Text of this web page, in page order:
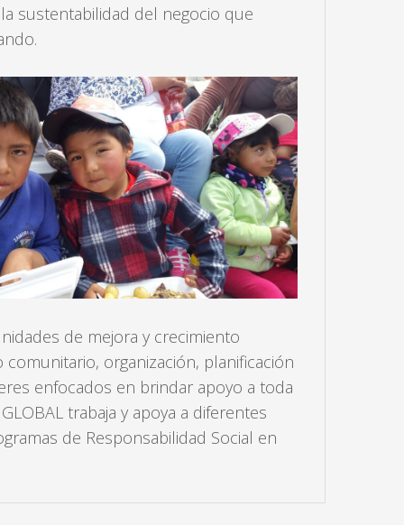
sustentabilidad del negocio que
de mejora y crecimiento
organización, planificación
enfocados en brindar apoyo a toda
trabaja y apoya a diferentes
de Responsabilidad Social en